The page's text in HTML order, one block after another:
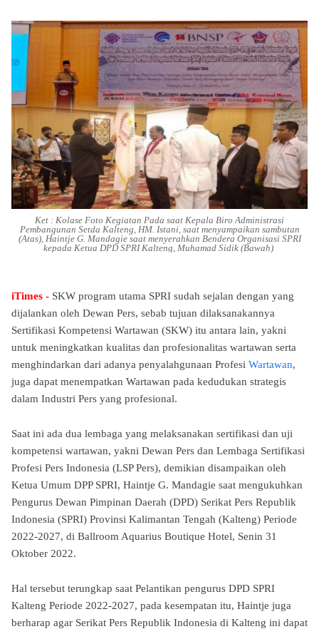
Ket : Kolase Foto Kegiatan Pada saat Kepala Biro Administrasi
Pembangunan Setda Kalteng, HM. Istani, saat menyampaikan sambutan
(Atas), Haintje G. Mandagie saat menyerahkan Bendera Organisasi SPRI
kepada Ketua DPD SPRI Kalteng, Muhamad Sidik (Bawah)
iTimes - SKW program utama SPRI sudah sejalan dengan yang
dijalankan oleh Dewan Pers, sebab tujuan dilaksanakannya
Sertifikasi Kompetensi Wartawan (SKW) itu antara lain, yakni
untuk meningkatkan kualitas dan profesionalitas wartawan serta
menghindarkan dari adanya penyalahgunaan Profesi Wartawan,
juga dapat menempatkan Wartawan pada kedudukan strategis
dalam Industri Pers yang profesional.
Saat ini ada dua lembaga yang melaksanakan sertifikasi dan uji
kompetensi wartawan, yakni Dewan Pers dan Lembaga Sertifikasi
Profesi Pers Indonesia (LSP Pers), demikian disampaikan oleh
Ketua Umum DPP SPRI, Haintje G. Mandagie saat mengukuhkan
Pengurus Dewan Pimpinan Daerah (DPD) Serikat Pers Republik
Indonesia (SPRI) Provinsi Kalimantan Tengah (Kalteng) Periode
2022-2027, di Ballroom Aquarius Boutique Hotel, Senin 31
Oktober 2022.
Hal tersebut terungkap saat Pelantikan pengurus DPD SPRI
Kalteng Periode 2022-2027, pada kesempatan itu, Haintje juga
berharap agar Serikat Pers Republik Indonesia di Kalteng ini dapat